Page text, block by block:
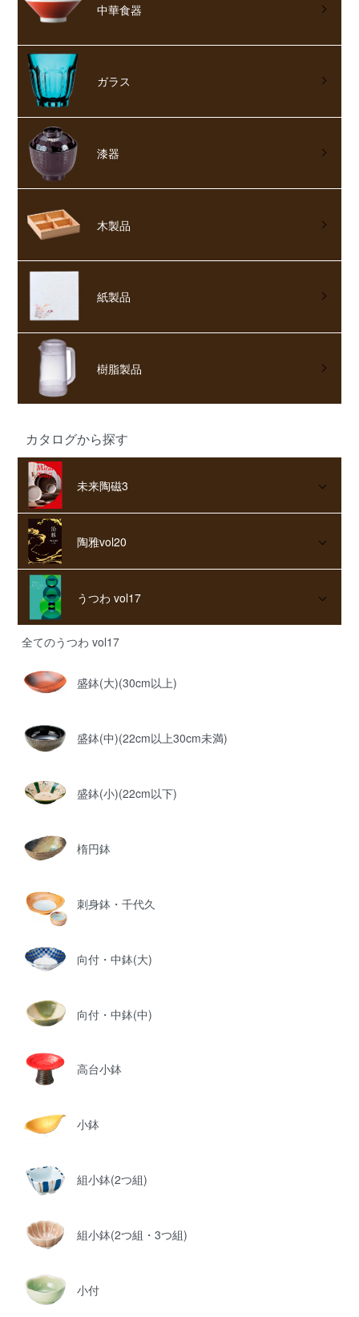
中華食器
ガラス
漆器
木製品
紙製品
樹脂製品
カタログから探す
未来陶磁3
陶雅vol20
うつわ vol17
全てのうつわ vol17
盛鉢(大)(30cm以上)
盛鉢(中)(22cm以上30cm未満)
盛鉢(小)(22cm以下)
楕円鉢
刺身鉢・千代久
向付・中鉢(大)
向付・中鉢(中)
高台小鉢
小鉢
組小鉢(2つ組)
組小鉢(2つ組・3つ組)
小付